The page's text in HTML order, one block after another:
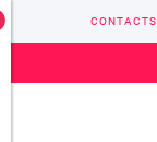
CONTACTS